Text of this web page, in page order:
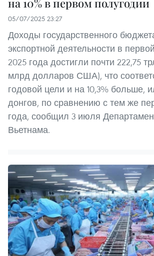
на 10% в первом полугодии
05/07/2025 23:27
Доходы государственного
экспортной деятельности в
2025 года достигли почти 222,75
млрд долларов США), что
годовой цели и на 10,3% больше,
донгов, по сравнению с тем же
года, сообщил 3 июля
Вьетнама.